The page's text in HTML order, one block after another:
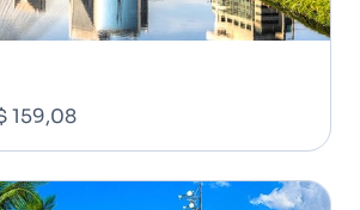
159,08